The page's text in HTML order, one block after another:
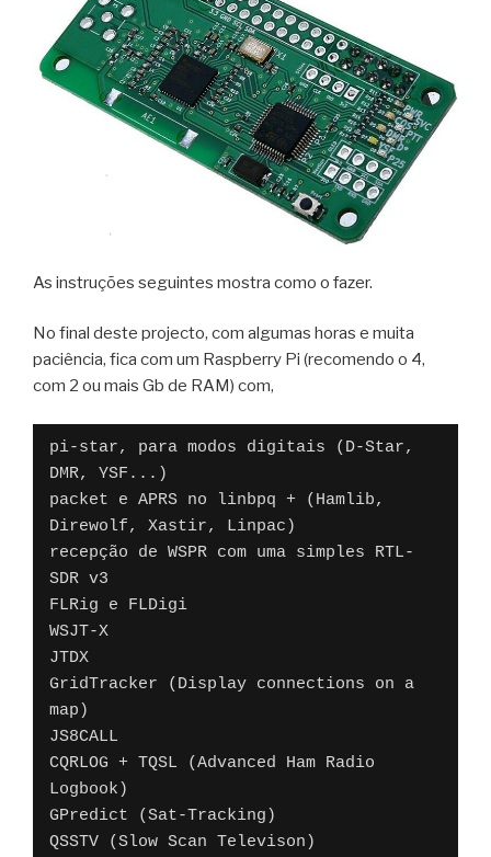
As instruções seguintes mostra como o fazer.
No final deste projecto, com algumas horas e muita
paciência, fica com um Raspberry Pi (recomendo o 4,
com 2 ou mais Gb de RAM) com,
pi-star, para modos digitais (D-Star,
DMR, YSF...)
packet e APRS no linbpq + (Hamlib,
Direwolf, Xastir, Linpac)
recepção de WSPR com uma simples RTL-
SDR v3
FLRig e FLDigi
WSJT-X
JTDX
GridTracker (Display connections on a
map)
JS8CALL
CQRLOG + TQSL (Advanced Ham Radio
Logbook)
GPredict (Sat-Tracking)
QSSTV (Slow Scan Televison)